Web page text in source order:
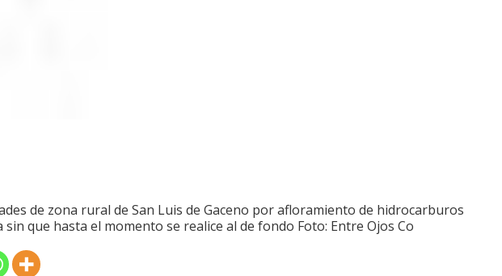
que hasta el momento se realice al de fondo Foto: Entre Ojos Co